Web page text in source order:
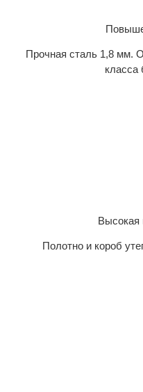
Прочная сталь 1,8 мм.
класса
Высокая
Полотно и короб